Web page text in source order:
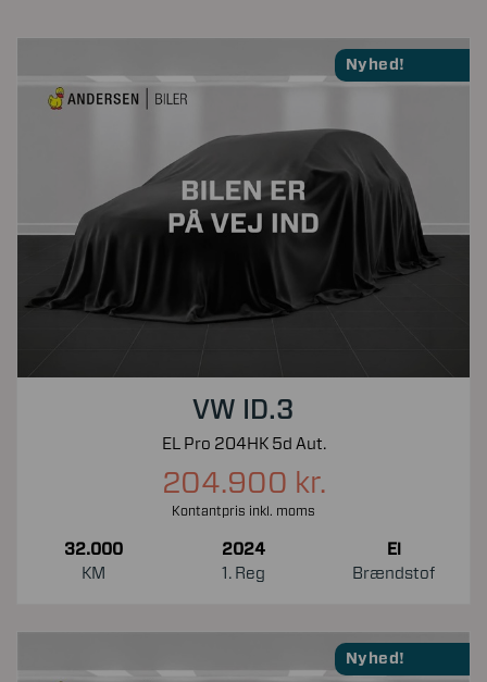
Nyhed!
VW ID.3
EL Pro 204HK 5d Aut.
204.900 kr.
Kontantpris inkl. moms
32.000
KM
2024
1. Reg
El
Brændstof
Nyhed!